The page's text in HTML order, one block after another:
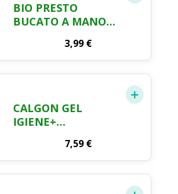
BIO PRESTO
BUCATO A MANO
3,99 €
CALGON GEL
IGIENE+
DISINFETTANTE
750 ML
7,59 €